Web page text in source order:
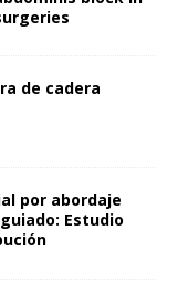
de cadera
por abordaje
Estudio